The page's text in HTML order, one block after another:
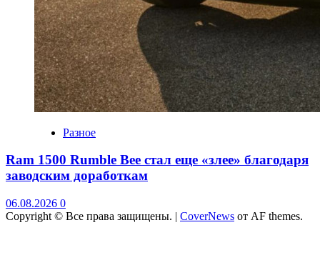
Разное
Ram 1500 Rumble Bee стал еще «злее» благодаря
заводским доработкам
06.08.2026 0
Copyright © Все права защищены. | CoverNews от AF themes.